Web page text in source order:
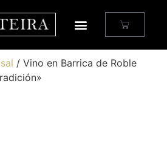
/ Vino en Barrica de Roble